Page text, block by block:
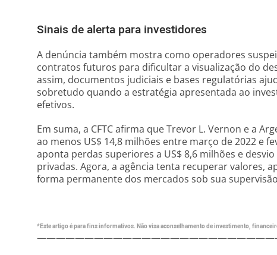
Sinais de alerta para investidores
A denúncia também mostra como operadores
contratos futuros para dificultar a visualização do
assim, documentos judiciais e bases regulatórias
sobretudo quando a estratégia apresentada ao
efetivos.
Em suma, a CFTC afirma que Trevor L. Vernon e a
ao menos US$ 14,8 milhões entre março de 2022 e
aponta perdas superiores a US$ 8,6 milhões e
privadas. Agora, a agência tenta recuperar valores,
forma permanente dos mercados sob sua
*Este artigo é para fins informativos. Não visa aconselhamento de investimento,